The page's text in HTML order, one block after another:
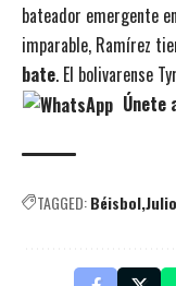
bateador emergente
imparable, Ramírez
bate. El bolivarense
Únete
TAGGED:Béisbol